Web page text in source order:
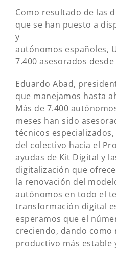
Como resultado de las
que se han puesto a
y
autónomos españoles,
7.400 asesorados
Eduardo Abad,
que manejamos hasta
Más de 7.400
meses han sido
técnicos
del colectivo hacia el
ayudas de Kit Digital y
digitalización que
la renovación del
autónomos en todo el
transformación digital
esperamos que el
creciendo, dando
productivo más estable